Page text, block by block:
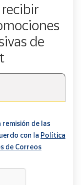
de
de las
con la Política
de Correos